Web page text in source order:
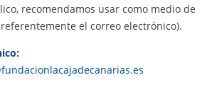
recomendamos usar como medio de
el correo electrónico).